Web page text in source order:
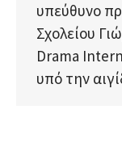
υπεύθυνο
Σχολείου
Drama
υπό την